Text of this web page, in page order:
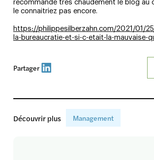
recommande très chaudement le blog au
le connaitriez pas encore.
https://philippesilberzahn.com/2021/01/
la-bureaucratie-et-si-c-etait-la-mauvaise-
Partager
Découvrir plus Management